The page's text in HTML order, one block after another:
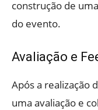
construção de
do evento.
Avaliação e
Após a realização
uma avaliação e